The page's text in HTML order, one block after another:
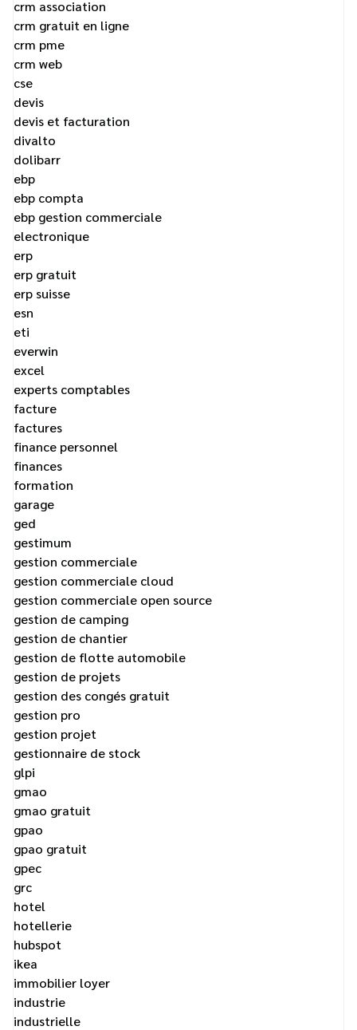
crm association
crm gratuit en ligne
crm pme
crm web
cse
devis
devis et facturation
divalto
dolibarr
ebp
ebp compta
ebp gestion commerciale
electronique
erp
erp gratuit
erp suisse
esn
eti
everwin
excel
experts comptables
facture
factures
finance personnel
finances
formation
garage
ged
gestimum
gestion commerciale
gestion commerciale cloud
gestion commerciale open source
gestion de camping
gestion de chantier
gestion de flotte automobile
gestion de projets
gestion des congés gratuit
gestion pro
gestion projet
gestionnaire de stock
glpi
gmao
gmao gratuit
gpao
gpao gratuit
gpec
grc
hotel
hotellerie
hubspot
ikea
immobilier loyer
industrie
industrielle